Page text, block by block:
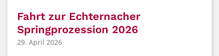
Fahrt zur Echternacher
Springprozession 2026
29. April 2026